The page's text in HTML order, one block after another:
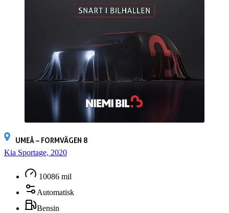
UMEÅ – FORMVÄGEN 8
Kia Sportage, 2020
10086 mil
Automatisk
Bensin